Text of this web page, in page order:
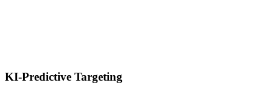
KI-Predictive Targeting